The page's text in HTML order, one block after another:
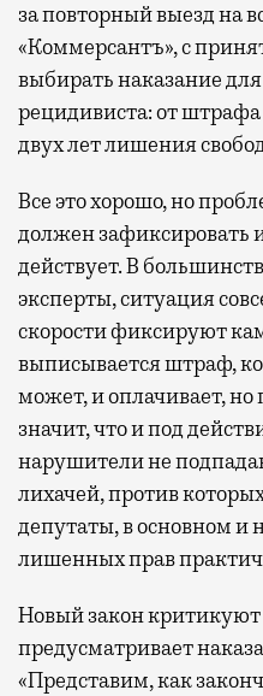
за повторный выезд на
«Коммерсантъ», с
выбирать наказание
рецидивиста: от
двух лет лишения
Все это хорошо, но
должен зафиксировать
действует. В
эксперты, ситуация
скорости фиксируют
выписывается штраф,
может, и оплачивает, но
значит, что и под
нарушители не
лихачей, против
депутаты, в основном и
лишенных прав
Новый закон критикуют
предусматривает
«Представим, как